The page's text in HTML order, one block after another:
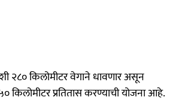
२८० किलोमीटर वेगाने धावणार असून
किलोमीटर प्रतितास करण्याची योजना आहे.